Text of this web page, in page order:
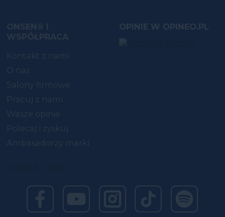
Kontakt z nami
O nas
Salony firmowe
Pracuj z nami
Wasze opinie
Polecaj i zyskuj
Ambasadorzy marki
OPINIE W OPINEO.PL